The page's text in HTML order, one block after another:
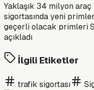
Yaklaşık 34 milyon
sigortasında yeni
geçerli olacak primleri
açıkladı
İlgili Etiketler
trafik sigortası